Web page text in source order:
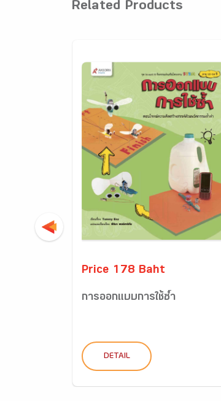
Related Products
Price 178 Baht
การออกแบบการใช้ซ้ำ
DETAIL